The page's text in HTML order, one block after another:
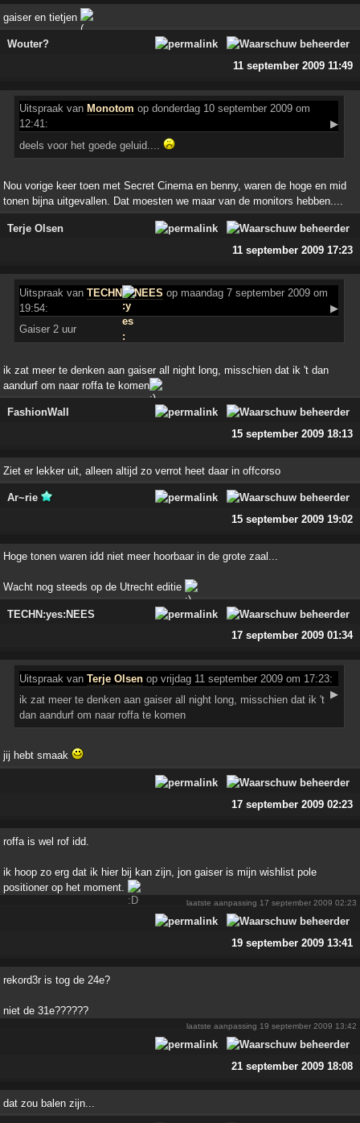
gaiser en tietjen
Wouter?
11 september 2009 11:49
Uitspraak van Monotom op donderdag 10 september 2009 om
12:41:
▶
deels voor het goede geluid....
Nou vorige keer toen met Secret Cinema en benny, waren de hoge en mid
tonen bijna uitgevallen. Dat moesten we maar van de monitors hebben....
Terje Olsen
11 september 2009 17:23
Uitspraak vanTECHN NEES op maandag 7 september 2009 om
19:54:
▶
Gaiser 2 uur
ik zat meer te denken aan gaiser all night long, misschien dat ik 't dan
aandurf om naar roffa te komen
FashionWall
15 september 2009 18:13
Ziet er lekker uit, alleen altijd zo verrot heet daar in offcorso
Ar~rie
15 september 2009 19:02
Hoge tonen waren idd niet meer hoorbaar in de grote zaal...
Wacht nog steeds op de Utrecht editie
TECHN:yes:NEES
17 september 2009 01:34
Uitspraak vanTerje Olsen op vrijdag 11 september 2009 om 17:23:
▶
ik zat meer te denken aan gaiser all night long, misschien dat ik 't
dan aandurf om naar roffa te komen
jij hebt smaak
17 september 2009 02:23
roffa is wel rof idd.
ik hoop zo erg dat ik hier bij kan zijn, jon gaiser is mijn wishlist pole
positioner op het moment.
laatste aanpassing 17 september 2009 02:23
19 september 2009 13:41
rekord3r is tog de 24e?
niet de 31e??????
laatste aanpassing 19 september 2009 13:42
21 september 2009 18:08
dat zou balen zijn...